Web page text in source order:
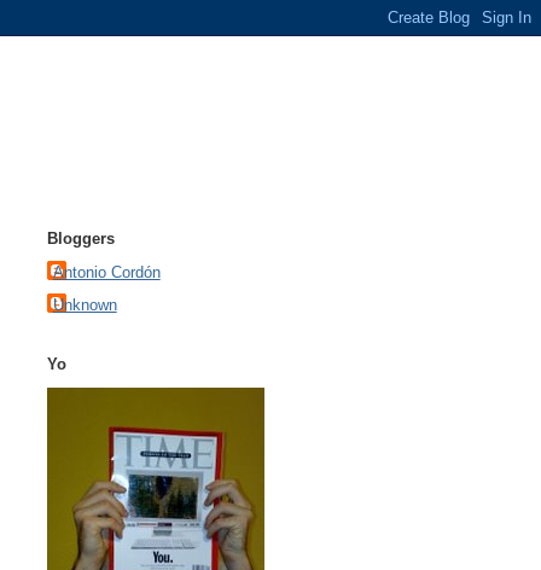
Bloggers
Antonio Cordón
Unknown
Yo